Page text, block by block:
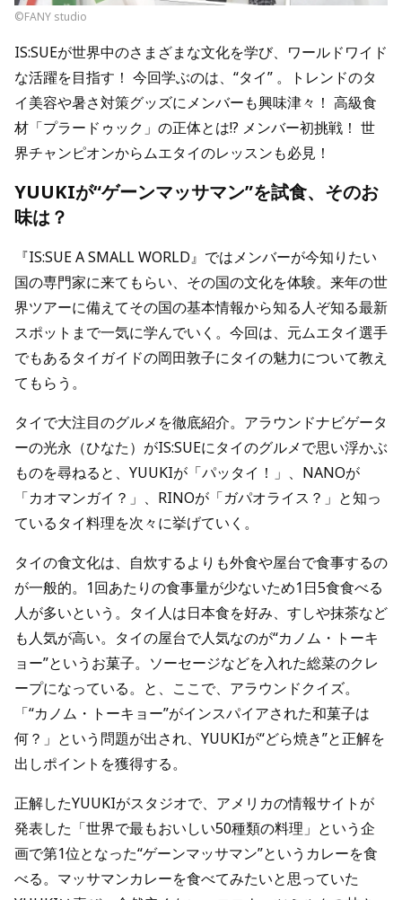
©FANY studio
IS:SUEが世界中のさまざまな文化を学び、ワールドワイド
な活躍を目指す！ 今回学ぶのは、“タイ” 。トレンドのタ
イ美容や暑さ対策グッズにメンバーも興味津々！ 高級食
材「プラードゥック」の正体とは!? メンバー初挑戦！ 世
界チャンピオンからムエタイのレッスンも必見！
YUUKIが“ゲーンマッサマン”を試食、そのお
味は？
『IS:SUE A SMALL WORLD』ではメンバーが今知りたい
国の専門家に来てもらい、その国の文化を体験。来年の世
界ツアーに備えてその国の基本情報から知る人ぞ知る最新
スポットまで一気に学んでいく。今回は、元ムエタイ選手
でもあるタイガイドの岡田敦子にタイの魅力について教え
てもらう。
タイで大注目のグルメを徹底紹介。アラウンドナビゲータ
ーの光永（ひなた）がIS:SUEにタイのグルメで思い浮かぶ
ものを尋ねると、YUUKIが「パッタイ！」、NANOが
「カオマンガイ？」、RINOが「ガパオライス？」と知っ
ているタイ料理を次々に挙げていく。
タイの食文化は、自炊するよりも外食や屋台で食事するの
が一般的。1回あたりの食事量が少ないため1日5食食べる
人が多いという。タイ人は日本食を好み、すしや抹茶など
も人気が高い。タイの屋台で人気なのが“カノム・トーキ
ョー”というお菓子。ソーセージなどを入れた総菜のクレ
ープになっている。と、ここで、アラウンドクイズ。
「“カノム・トーキョー”がインスパイアされた和菓子は
何？」という問題が出され、YUUKIが“どら焼き”と正解を
出しポイントを獲得する。
正解したYUUKIがスタジオで、アメリカの情報サイトが
発表した「世界で最もおいしい50種類の料理」という企
画で第1位となった“ゲーンマッサマン”というカレーを食
べる。マッサマンカレーを食べてみたいと思っていた